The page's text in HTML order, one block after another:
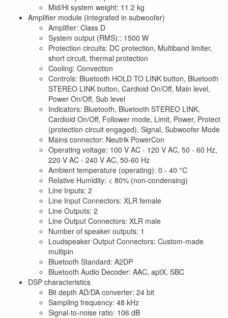
Mid/Hi system weight: 11.2 kg
Amplifier module (integrated in subwoofer)
Amplifier: Class D
System output (RMS):: 1500 W
Protection circuits: DC protection, Multiband limiter,
short circuit, thermal protection
Cooling: Convection
Controls: Bluetooth HOLD TO LINK button, Bluetooth
STEREO LINK button, Cardioid On/Off, Main level,
Power On/Off, Sub level
Indicators: Bluetooth, Bluetooth STEREO LINK,
Cardioid On/Off, Follower mode, Limit, Power, Protect
(protection circuit engaged), Signal, Subwoofer Mode
Mains connector: Neutrik PowerCon
Operating voltage: 100 V AC - 120 V AC, 50 - 60 Hz,
220 V AC - 240 V AC, 50-60 Hz
Ambient temperature (operating): 0 - 40 °C
Relative Humidity: < 80% (non-condensing)
Line Inputs: 2
Line Input Connectors: XLR female
Line Outputs: 2
Line Output Connectors: XLR male
Number of speaker outputs: 1
Loudspeaker Output Connectors: Custom-made
multipin
Bluetooth Standard: A2DP
Bluetooth Audio Decoder: AAC, aptX, SBC
DSP characteristics
Bit depth AD/DA converter: 24 bit
Sampling frequency: 48 kHz
Signal-to-noise ratio: 106 dB